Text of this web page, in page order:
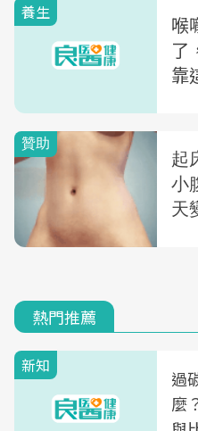
養生
喉
了
靠
熱門推薦
新知
過
麼